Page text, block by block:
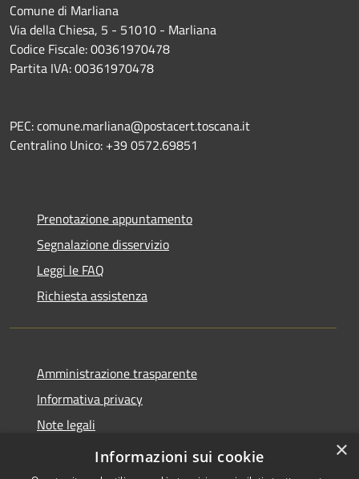
Comune di Marliana
Via della Chiesa, 5 - 51010 - Marliana
Codice Fiscale: 00361970478
Partita IVA: 00361970478
PEC: comune.marliana@postacert.toscana.it
Centralino Unico: +39 0572.69851
Prenotazione appuntamento
Segnalazione disservizio
Leggi le FAQ
Richiesta assistenza
Amministrazione trasparente
Informativa privacy
Note legali
Dichiarazione di accessibilità
×
Informazioni sui cookie